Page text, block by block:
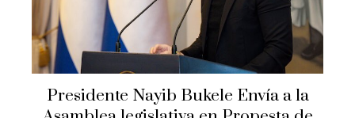
Presidente Nayib Bukele Envía a la